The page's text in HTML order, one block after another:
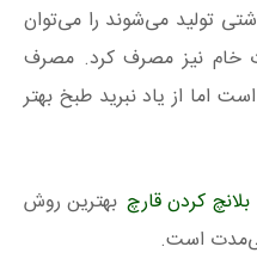
تولید می‌شوند را می‌توان
خام نیز مصرف كرد. مصرف
اما از یاد نبرید طبخ بهتر
بلانچ کردن قارچ بهترین روش
است.